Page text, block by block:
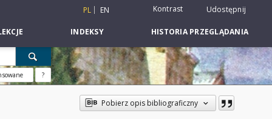
PL EN Kontrast Udostępnij
INDEKSY HISTORIA PRZEGLĄDANIA
?
Pobierz opis bibliograficzny